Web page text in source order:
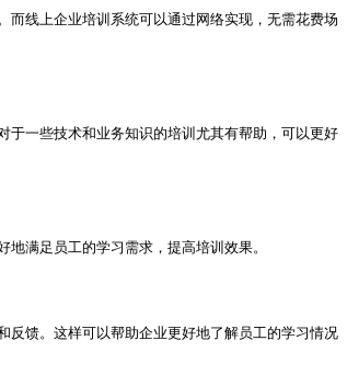
线上企业培训系统可以通过网络实现，无需花费场
于一些技术和业务知识的培训尤其有帮助，可以更好
满足员工的学习需求，提高培训效果。
反馈。这样可以帮助企业更好地了解员工的学习情况